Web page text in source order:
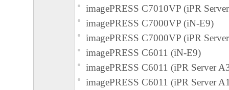
８．U.S. GOVERNMENT RESTRICTED
The Software is a "commercial item," as that
C.F.R. 2.101 (Oct 1995), consisting of
software" and "commercial computer software
such terms are used in 48 C.F.R. 12.212 (Sept
with 48 C.F.R. 12.212 and 48 C.F.R.
imagePRESS C7010VP (iPR
imagePRESS C7000VP (iN-E9)
imagePRESS C7000VP (iPR
imagePRESS C6011 (iN-E9)
imagePRESS C6011 (iPR Server
imagePRESS C6011 (iPR Server